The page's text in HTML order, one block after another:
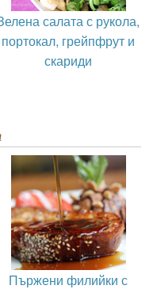
салата с рукола,
портокал, грейпфрут и
скариди
Пържени филийки с